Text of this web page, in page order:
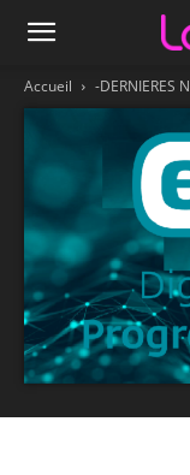
Accueil -DERNIERES